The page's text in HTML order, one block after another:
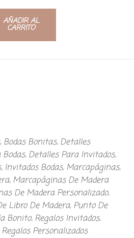
AÑADIR AL
CARRITO
, Bodas Bonitas, Detalles
, Detalles Para Invitados,
, Invitados Bodas, Marcapáginas,
, Marcapáginas De Madera
De Madera Personalizado,
Libro De Madera, Punto De
Bonito, Regalos Invitados,
Regalos Personalizados